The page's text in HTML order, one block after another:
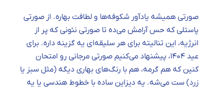
صورتی همیشه یادآور شکوفه‌ها و لطافت بهاره. از صورتی
پاستلی که حس آرامش می‌ده تا صورتی نئونی که پر از
انرژیه، این تنالیته برای هر سلیقه‌ای یه گزینه داره. برای
عید ۱۴۰۴، پیشنهاد می‌کنیم صورتی مرجانی رو امتحان
کنین که هم گرمه، هم با رنگ‌های بهاری دیگه (مثل سبز یا
زرد) ست می‌شه. یه دیزاین ساده با خطوط هندسی یا یه